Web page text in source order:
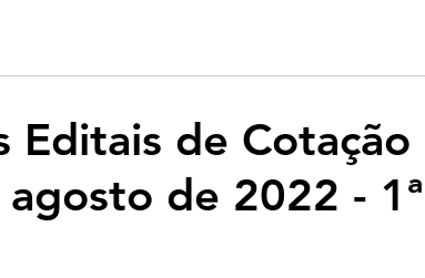
Editais de Cotação
de 2022 - 1ª